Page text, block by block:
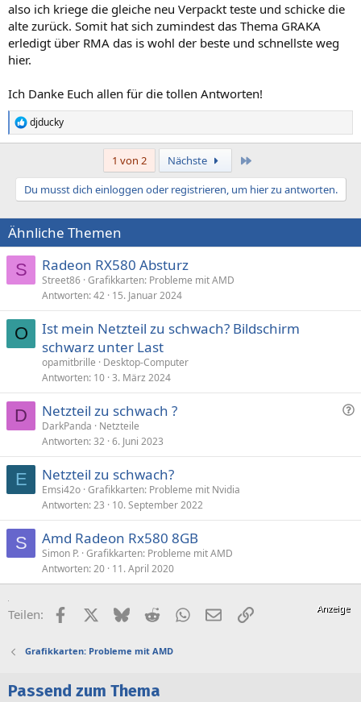
also ich kriege die gleiche neu Verpackt teste und schicke die
alte zurück. Somit hat sich zumindest das Thema GRAKA
erledigt über RMA das is wohl der beste und schnellste weg
hier.
Ich Danke Euch allen für die tollen Antworten!
R
e
t
o
n
e
n
:
djducky
1 von 2 Nächste
Du musst dich einloggen oder registrieren, um hier zu antworten.
Ähnliche Themen
S Radeon RX580 Absturz
Street86 Grafikkarten: Probleme mit AMD
Antworten 42 15. Januar 2024
O
Ist mein Netzteil zu schwach? Bildschirm
schwarz unter Last
opamitbrille
Desktop-Computer
Antworten 10 3. März 2024
D
F
g
Netzteil zu schwach ?
DarkPanda
Netzteile
Antworten 32 6. Juni 2023
E Netzteil zu schwach?
Emsi42o Grafikkarten: Probleme mit Nvidia
Antworten 23 10. September 2022
S Amd Radeon Rx580 8GB
Simon P. Grafikkarten: Probleme mit AMD
Antworten 20 11. April 2020
Teilen: FacebookX (Twitter)
BlueskyRedditWhatsApp
E-MailLink
Grafikkarten: Probleme mit AMD
Passend zum Thema